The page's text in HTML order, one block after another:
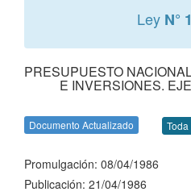
Ley N°
PRESUPUESTO
E INVERSIONES.
Documento Actualizado
Promulgación: 08/04/1986
Publicación: 21/04/1986